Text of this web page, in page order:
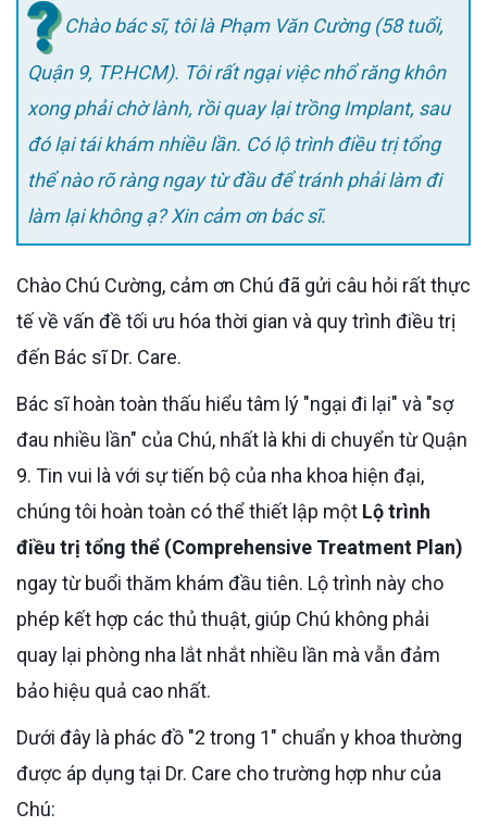
Chào bác sĩ, tôi là Phạm Văn Cường (58 tuổi,
Quận 9, TP.HCM). Tôi rất ngại việc nhổ răng khôn
xong phải chờ lành, rồi quay lại trồng Implant, sau
đó lại tái khám nhiều lần. Có lộ trình điều trị tổng
thể nào rõ ràng ngay từ đầu để tránh phải làm đi
làm lại không ạ? Xin cảm ơn bác sĩ.
Chào Chú Cường, cảm ơn Chú đã gửi câu hỏi rất thực
tế về vấn đề tối ưu hóa thời gian và quy trình điều trị
đến Bác sĩ Dr. Care.
Bác sĩ hoàn toàn thấu hiểu tâm lý "ngại đi lại" và "sợ
đau nhiều lần" của Chú, nhất là khi di chuyển từ Quận
9. Tin vui là với sự tiến bộ của nha khoa hiện đại,
chúng tôi hoàn toàn có thể thiết lập một Lộ trình
điều trị tổng thể (Comprehensive Treatment Plan)
ngay từ buổi thăm khám đầu tiên. Lộ trình này cho
phép kết hợp các thủ thuật, giúp Chú không phải
quay lại phòng nha lắt nhắt nhiều lần mà vẫn đảm
bảo hiệu quả cao nhất.
Dưới đây là phác đồ "2 trong 1" chuẩn y khoa thường
được áp dụng tại Dr. Care cho trường hợp như của
Chú: